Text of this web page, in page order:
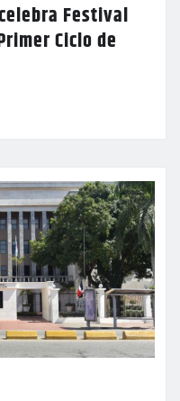
Festival
Ciclo de